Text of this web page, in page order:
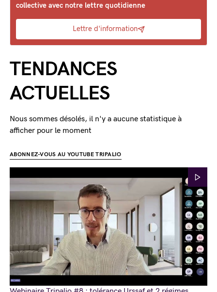
collective avec notre lettre quotidienne
Lettre d'information
TENDANCES
ACTUELLES
Nous sommes désolés, il n'y a aucune statistique à
afficher pour le moment
ABONNEZ-VOUS AU YOUTUBE TRIPALIO